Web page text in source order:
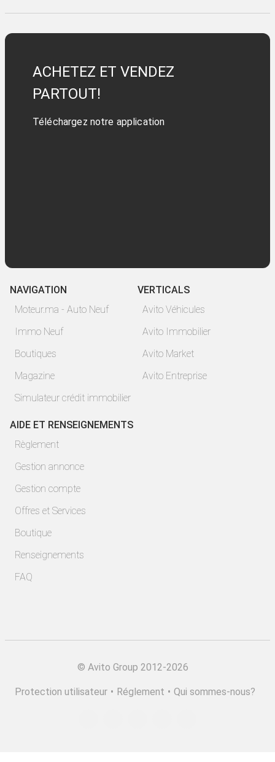
ACHETEZ ET VENDEZ
PARTOUT!
Téléchargez notre application
NAVIGATION
Moteur.ma - Auto Neuf
Immo Neuf
Boutiques
Magazine
Simulateur crédit immobilier
VERTICALS
Avito Véhicules
Avito Immobilier
Avito Market
Avito Entreprise
AIDE ET RENSEIGNEMENTS
Règlement
Gestion annonce
Gestion compte
Offres et Services
Boutique
Renseignements
FAQ
© Avito Group 2012-2026
Protection utilisateur • Réglement • Qui sommes-nous?